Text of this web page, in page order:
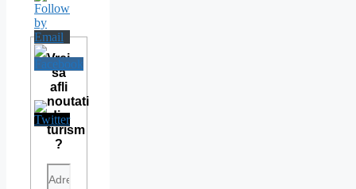
Vrei
sa
afli
noutati
din
turism
?